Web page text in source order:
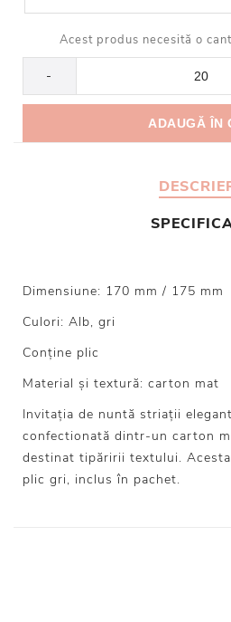
Acest produs necesită o
-
Dimensiune: 170 mm / 175 mm
Culori: Alb, gri
Conține plic
Material și textură: carton mat
Invitația de nuntă striații
confectionată dintr-un carton
destinat tipăririi textului.
plic gri, inclus în pachet.